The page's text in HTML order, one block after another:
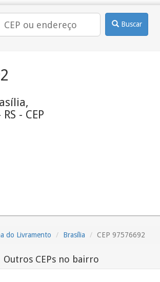
Buscar
- CEP
do Livramento Brasília CEP 97576692
Outros CEPs no bairro